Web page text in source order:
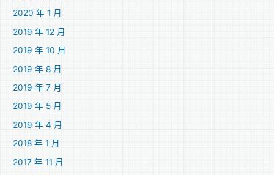
2020 年 1 月
2019 年 12 月
2019 年 10 月
2019 年 8 月
2019 年 7 月
2019 年 5 月
2019 年 4 月
2018 年 1 月
2017 年 11 月